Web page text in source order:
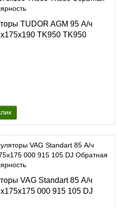
TUDOR AGM 95 А/ч
TK950 TK950
VAG Standart 85 А/ч
000 915 105 DJ